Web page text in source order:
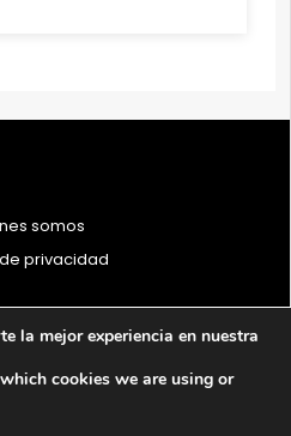
somos
privacidad
los derechos reservados
la mejor experiencia en nuestra
cookies we are using or